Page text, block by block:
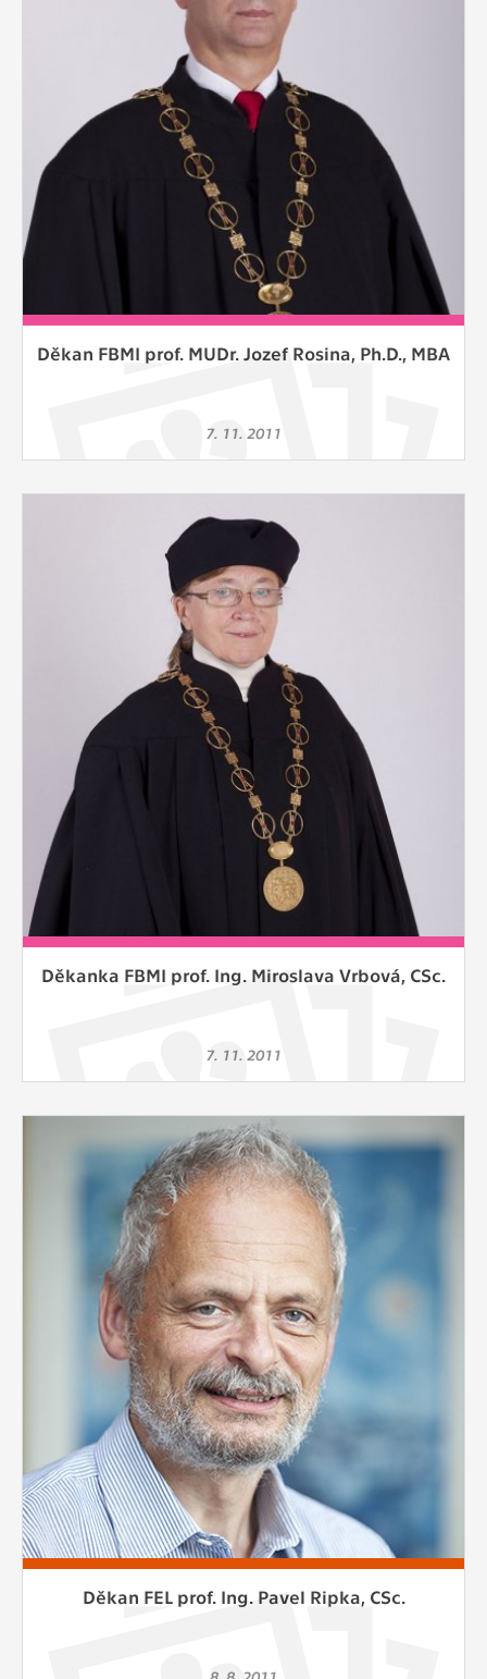
Cookies, které aplikace nedokáže zařadit.
Naším cílem je, aby tato kategorie
zůstala prázdná a všechny cookies byly
přiřazeny do některé z kategorií
uvedených výše.
Děkan FBMI prof. MUDr. Jozef Rosina, Ph.D., MBA
7. 11. 2011
Děkanka FBMI prof. Ing. Miroslava Vrbová, CSc.
7. 11. 2011
Děkan FEL prof. Ing. Pavel Ripka, CSc.